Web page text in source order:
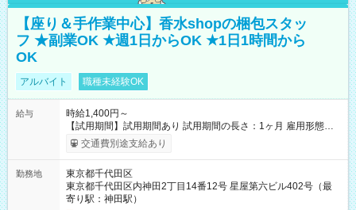
【座り＆手作業中心】香水shopの梱包スタッ
フ ★副業OK ★週1日からOK ★1日1時間から
OK
アルバイト 職種未経験OK
給与
時給1,400円～
【試用期間】試用期間あり 試用期間の長さ：1ヶ月 雇用形態、
給与は本採用時と同じです。
交通費別途支給あり
勤務地
東京都千代田区
東京都千代田区内神田2丁目14番12号 星屋第六ビル402号（最
寄り駅：神田駅）